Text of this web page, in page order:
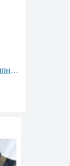
Регрессолог, Парапсихолог, Гипнотерапевт, Гипноз